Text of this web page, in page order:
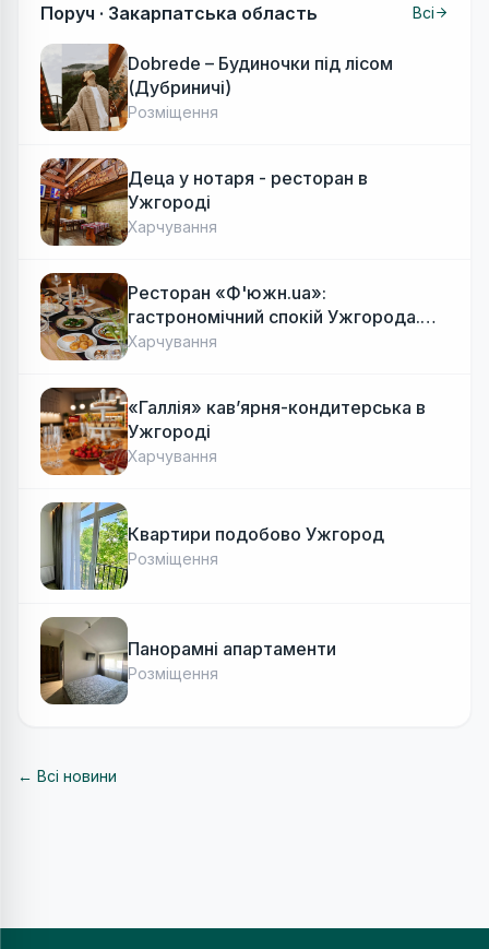
Поруч · Закарпатська область Всі
Dobrede – Будиночки під лісом
(Дубриничі)
Розміщення
Деца у нотаря - ресторан в
Ужгороді
Харчування
Ресторан «Ф'южн.ua»:
гастрономічний спокій Ужгорода.
Авторська локальна кухня, затишок
Харчування
«Галлія» кав’ярня-кондитерська в
Ужгороді
Харчування
Квартири подобово Ужгород
Розміщення
Панорамні апартаменти
Розміщення
← Всі новини